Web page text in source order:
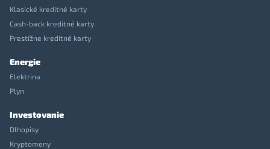
Klasické kreditné karty
Cash-back kreditné karty
Prestížne kreditné karty
Energie
Elektrina
Plyn
Investovanie
Dlhopisy
Kryptomeny